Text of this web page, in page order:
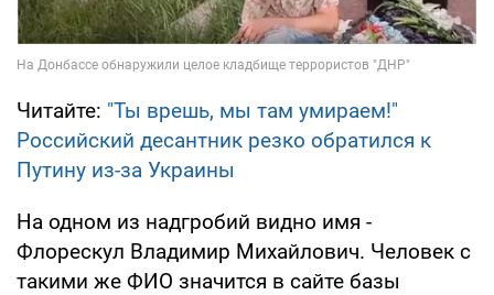
Читайте: "Ты врешь, мы там умираем!"
Российский десантник резко обратился к
Путину из-за Украины
На одном из надгробий видно имя -
Флорескул Владимир Михайлович. Человек с
такими же ФИО значится в сайте базы